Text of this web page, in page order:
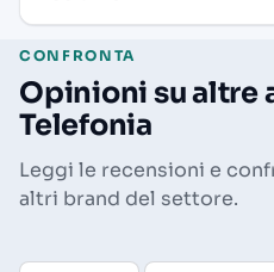
CONFRONTA
Opinioni su altre
Telefonia
Leggi le recensioni e
altri brand del settore.